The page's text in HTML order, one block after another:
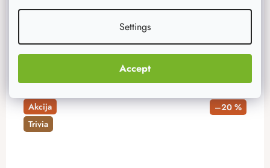
Settings
Accept
ADD TO CART
Akcija
Trivia
–20 %